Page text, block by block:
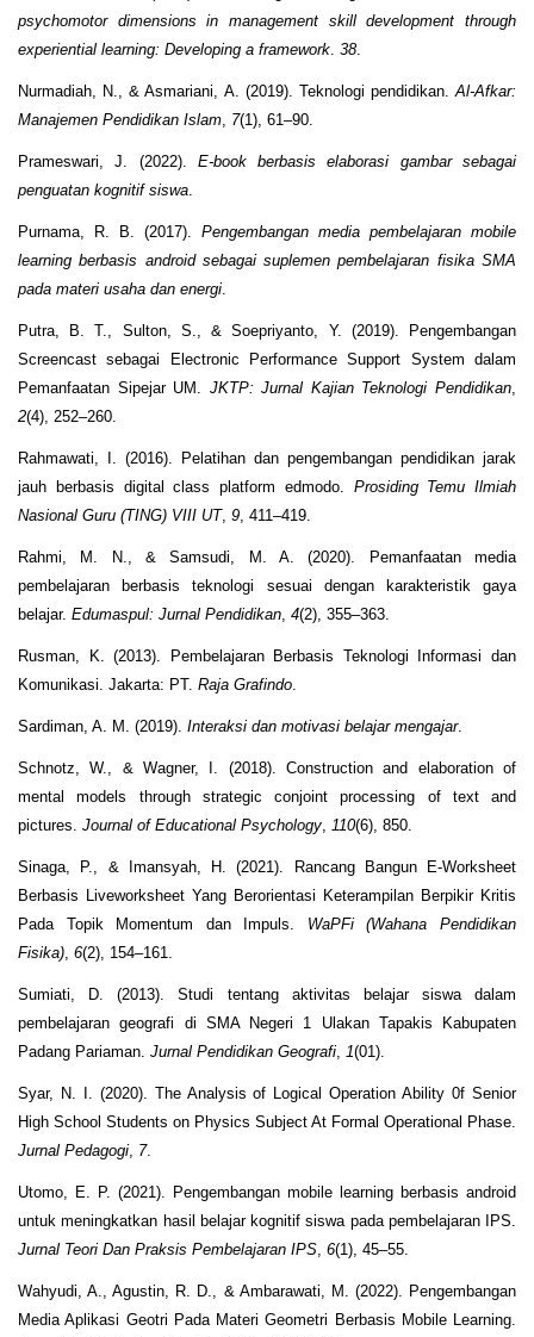
psychomotor dimensions in management skill development through
experiential learning: Developing a framework 38.
Nurmadiah, N., & Asmariani, A. (2019). Teknologi pendidikan. Al-Afkar:
Manajemen Pendidikan Islam 7(1), 61–90.
Prameswari, J. (2022). E-book berbasis elaborasi gambar sebagai
penguatan kognitif siswa
Purnama, R. B. (2017). Pengembangan media pembelajaran mobile
learning berbasis android sebagai suplemen pembelajaran fisika SMA
pada materi usaha dan energi
Putra, B. T., Sulton, S., & Soepriyanto, Y. (2019). Pengembangan
Screencast sebagai Electronic Performance Support System dalam
Pemanfaatan Sipejar UM. JKTP: Jurnal Kajian Teknologi Pendidikan
2(4), 252–260.
Rahmawati, I. (2016). Pelatihan dan pengembangan pendidikan jarak
jauh berbasis digital class platform edmodo. Prosiding Temu Ilmiah
Nasional Guru (TING) VIII UT, 9 , 411–419.
Rahmi, M. N., & Samsudi, M. A. (2020). Pemanfaatan media
pembelajaran berbasis teknologi sesuai dengan karakteristik gaya
belajar. Edumaspul: Jurnal Pendidikan 4(2), 355–363.
Rusman, K. (2013). Pembelajaran Berbasis Teknologi Informasi dan
Komunikasi. Jakarta: PT. Raja Grafindo
Sardiman, A. M. (2019). Interaksi dan motivasi belajar mengajar.
Schnotz, W., & Wagner, I. (2018). Construction and elaboration of
mental models through strategic conjoint processing of text and
pictures. Journal of Educational Psychology 110(6), 850.
Sinaga, P., & Imansyah, H. (2021). Rancang Bangun E-Worksheet
Berbasis Liveworksheet Yang Berorientasi Keterampilan Berpikir Kritis
Pada Topik Momentum dan Impuls. WaPFi (Wahana Pendidikan
Fisika) 6(2), 154–161.
Sumiati, D. (2013). Studi tentang aktivitas belajar siswa dalam
pembelajaran geografi di SMA Negeri 1 Ulakan Tapakis Kabupaten
Padang Pariaman. Jurnal Pendidikan Geografi 1(01).
Syar, N. I. (2020). The Analysis of Logical Operation Ability 0f Senior
High School Students on Physics Subject At Formal Operational Phase.
Jurnal Pedagogi 7.
Utomo, E. P. (2021). Pengembangan mobile learning berbasis android
untuk meningkatkan hasil belajar kognitif siswa pada pembelajaran IPS.
Jurnal Teori Dan Praksis Pembelajaran IPS 6(1), 45–55.
Wahyudi, A., Agustin, R. D., & Ambarawati, M. (2022). Pengembangan
Media Aplikasi Geotri Pada Materi Geometri Berbasis Mobile Learning.